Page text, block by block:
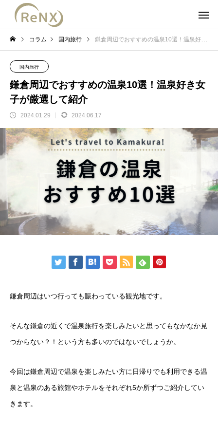
コラム 国内旅行 鎌倉周辺でおすすめの温泉10選！温泉好き女子が厳選して紹介
国内旅行
鎌倉周辺でおすすめの温泉10選！温泉好き女
子が厳選して紹介
2024.01.29 2024.06.17
鎌倉周辺はいつ行っても賑わっている観光地です。
そんな鎌倉の近くで温泉旅行を楽しみたいと思ってもなかなか見
つからない？！という方も多いのではないでしょうか。
今回は鎌倉周辺で温泉を楽しみたい方に日帰りでも利用できる温
泉と温泉のある旅館やホテルをそれぞれ5か所ずつご紹介してい
きます。